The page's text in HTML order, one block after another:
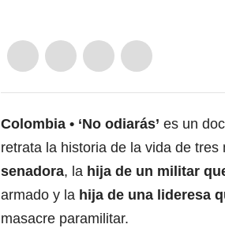
Colombia ‘No odiarás’ es un
retrata la historia de la vida de tres
senadora, la hija de un militar
armado y la hija de una lideresa
masacre paramilitar.